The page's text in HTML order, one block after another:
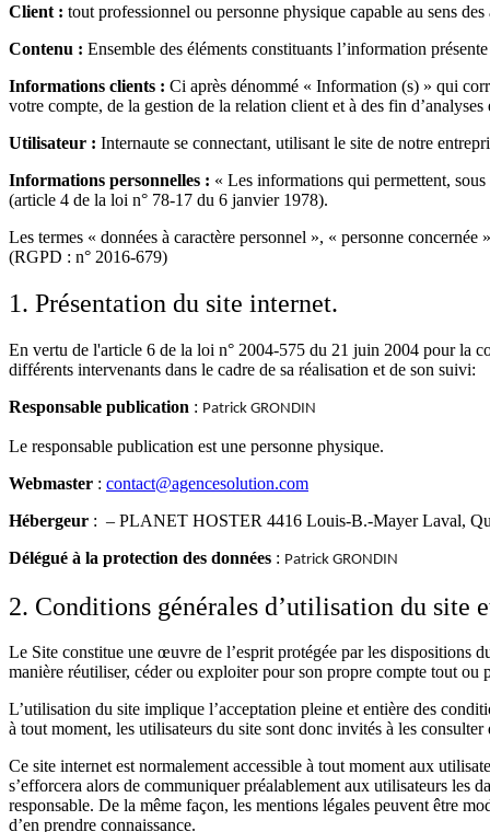
Client : tout professionnel ou personne physique capable au sens
Contenu : Ensemble des éléments constituants l’information
Informations clients : Ci après dénommé « Information (s) » qui
votre compte, de la gestion de la relation client et à des fin d’analyses
Utilisateur : Internaute se connectant, utilisant le site de notre
Informations personnelles : « Les informations qui permettent,
(article 4 de la loi n° 78-17 du 6 janvier 1978).
Les termes « données à caractère personnel », « personne
(RGPD : n° 2016-679)
1. Présentation du site internet.
En vertu de l'article 6 de la loi n° 2004-575 du 21 juin 2004 pour la
différents intervenants dans le cadre de sa réalisation et de son suivi:
Responsable publication : Patrick GRONDIN
Le responsable publication est une personne physique.
Webmaster : contact@agencesolution.com
Hébergeur : – PLANET HOSTER 4416 Louis-B.-Mayer Laval,
Délégué à la protection des données : Patrick GRONDIN
2. Conditions générales d’utilisation du site
Le Site constitue une œuvre de l’esprit protégée par les dispositions
manière réutiliser, céder ou exploiter pour son propre compte tout ou
L’utilisation du site implique l’acceptation pleine et entière des
à tout moment, les utilisateurs du site sont donc invités à les consulter
Ce site internet est normalement accessible à tout moment aux
s’efforcera alors de communiquer préalablement aux utilisateurs les
responsable. De la même façon, les mentions légales peuvent être
d’en prendre connaissance.